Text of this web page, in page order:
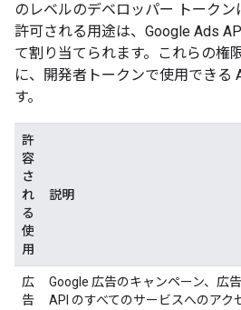
のレベルのデベロッパー トークン
許可される用途は、Google Ads
て割り当てられます。これらの権
に、開発者トークンで使用できる
す。
許
容
さ
れ
る
使
用
説明
広
告
Google 広告のキャンペーン、広
API のすべてのサービスへのアク